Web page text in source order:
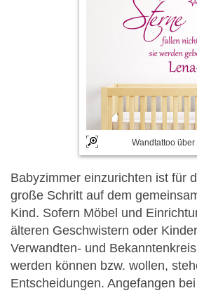
Wandtattoo
Babyzimmer einzurichten ist für
große Schritt auf dem
Kind. Sofern Möbel und
älteren Geschwistern oder
Verwandten- und
werden können bzw. wollen,
Entscheidungen. Angefangen